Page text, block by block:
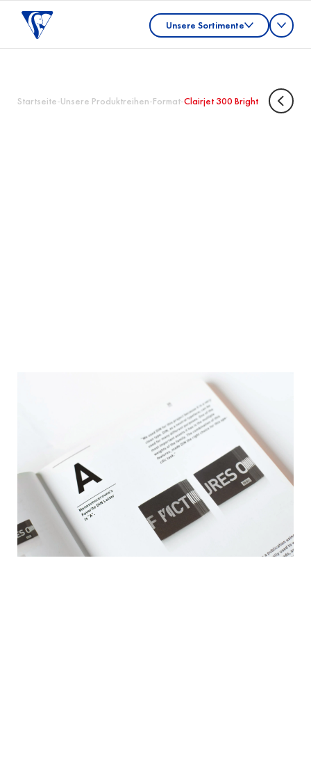
Unsere Sortimente
Startseite-Unsere Produktreihen-Format-Clairjet 300 Bright